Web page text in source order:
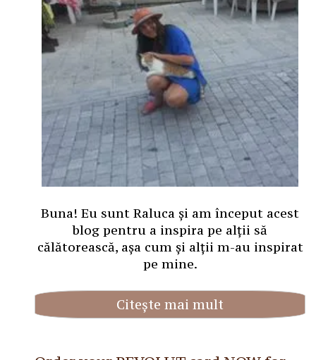
Buna! Eu sunt Raluca și am început acest
blog pentru a inspira pe alții să
călătorească, așa cum și alții m-au inspirat
pe mine.
Citește mai mult